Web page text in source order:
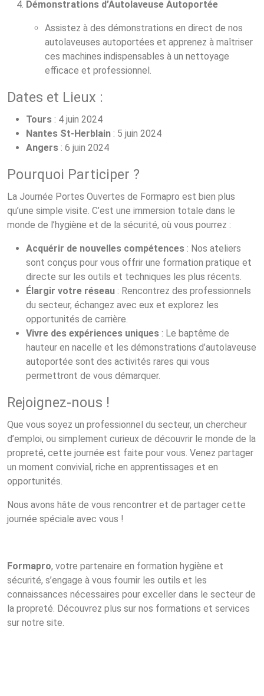
Démonstrations d’Autolaveuse Autoportée
Assistez à des démonstrations en direct de nos
autolaveuses autoportées et apprenez à maîtriser
ces machines indispensables à un nettoyage
efficace et professionnel.
Dates et Lieux :
Tours : 4 juin 2024
Nantes St-Herblain : 5 juin 2024
Angers : 6 juin 2024
Pourquoi Participer ?
La Journée Portes Ouvertes de Formapro est bien plus
qu’une simple visite. C’est une immersion totale dans le
monde de l’hygiène et de la sécurité, où vous pourrez :
Acquérir de nouvelles compétences : Nos ateliers
sont conçus pour vous offrir une formation pratique et
directe sur les outils et techniques les plus récents.
Élargir votre réseau : Rencontrez des professionnels
du secteur, échangez avec eux et explorez les
opportunités de carrière.
Vivre des expériences uniques : Le baptême de
hauteur en nacelle et les démonstrations d’autolaveuse
autoportée sont des activités rares qui vous
permettront de vous démarquer.
Rejoignez-nous !
Que vous soyez un professionnel du secteur, un chercheur
d’emploi, ou simplement curieux de découvrir le monde de la
propreté, cette journée est faite pour vous. Venez partager
un moment convivial, riche en apprentissages et en
opportunités.
Nous avons hâte de vous rencontrer et de partager cette
journée spéciale avec vous !
Formapro, votre partenaire en formation hygiène et
sécurité, s’engage à vous fournir les outils et les
connaissances nécessaires pour exceller dans le secteur de
la propreté. Découvrez plus sur nos formations et services
sur notre site.